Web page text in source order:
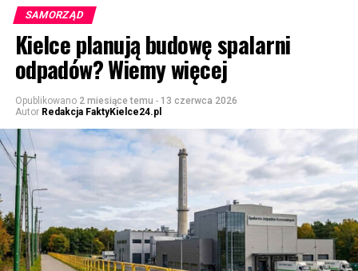
SAMORZĄD
Kielce planują budowę spalarni
odpadów? Wiemy więcej
Opublikowano 2 miesiące temu - 13 czerwca 2026
Autor Redakcja FaktyKielce24.pl